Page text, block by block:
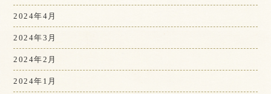
2024年4月
2024年3月
2024年2月
2024年1月